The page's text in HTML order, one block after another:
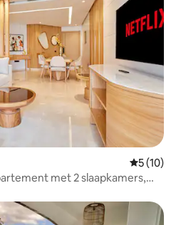
5 (10)
met 2 slaapkamers,